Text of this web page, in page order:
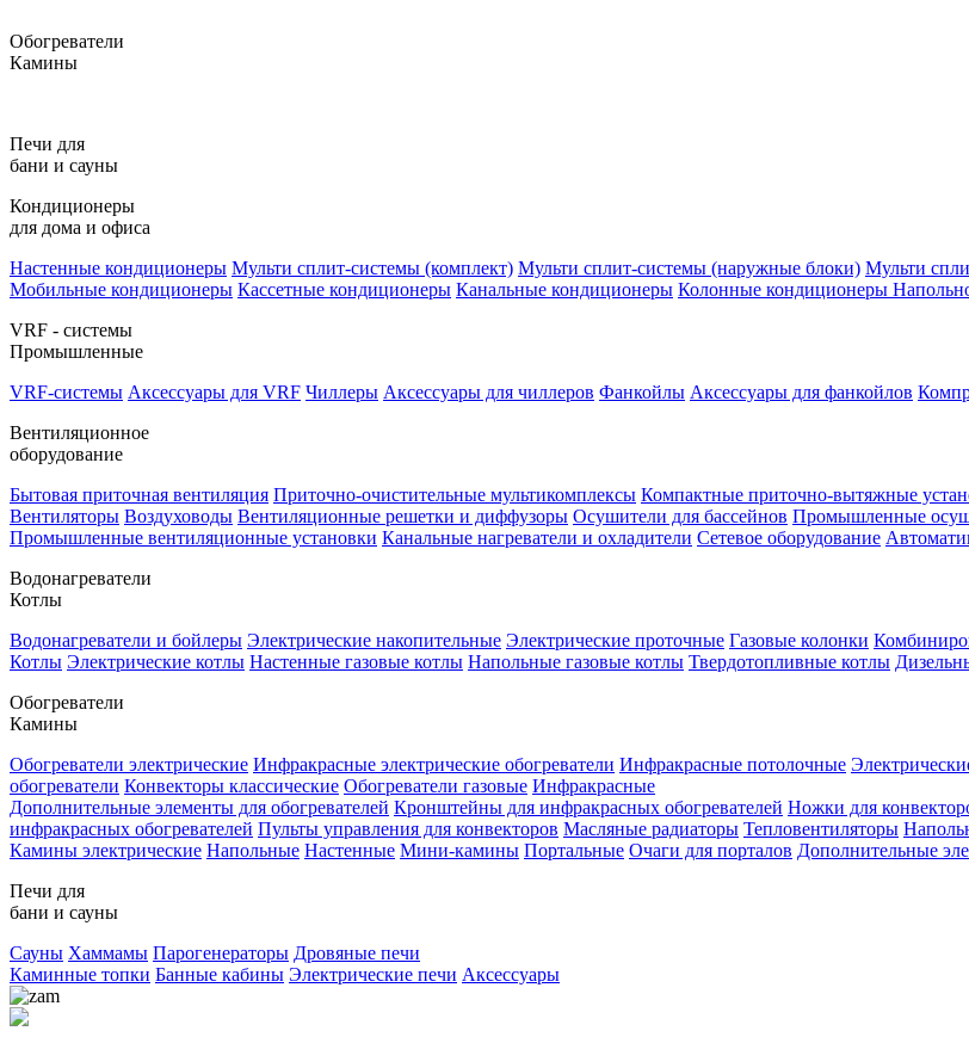
Обогреватели
Камины
Печи для
бани и сауны
Кондиционеры
для дома и офиса
Настенные кондиционеры Мульти сплит-системы (комплект) Мульти сплит-системы (наружные блоки) Мульти
Мобильные кондиционеры Кассетные кондиционеры Канальные кондиционеры Колонные кондиционеры
VRF - системы
Промышленные
VRF-системы Аксессуары для VRF Чиллеры Аксессуары для чиллеров Фанкойлы Аксессуары для фанкойлов
Вентиляционное
оборудование
Бытовая приточная вентиляция Приточно-очистительные мультикомплексы Компактные приточно-вытяжные
Вентиляторы Воздуховоды Вентиляционные решетки и диффузоры Осушители для бассейнов Промышленные
Промышленные вентиляционные установки Канальные нагреватели и охладители Сетевое оборудование
Водонагреватели
Котлы
Водонагреватели и бойлеры Электрические накопительные Электрические проточные Газовые колонки
Котлы Электрические котлы Настенные газовые котлы Напольные газовые котлы Твердотопливные котлы
Обогреватели
Камины
Обогреватели электрические Инфракрасные электрические обогреватели Инфракрасные потолочные
обогреватели Конвекторы классические Обогреватели газовые Инфракрасные
Дополнительные элементы для обогревателей Кронштейны для инфракрасных обогревателей Ножки для
инфракрасных обогревателей Пульты управления для конвекторов Масляные радиаторы Тепловентиляторы
Камины электрические Напольные Настенные Мини-камины Портальные Очаги для порталов Дополнительные
Печи для
бани и сауны
Сауны Хаммамы Парогенераторы Дровяные печи
Каминные топки Банные кабины Электрические печи Аксессуары